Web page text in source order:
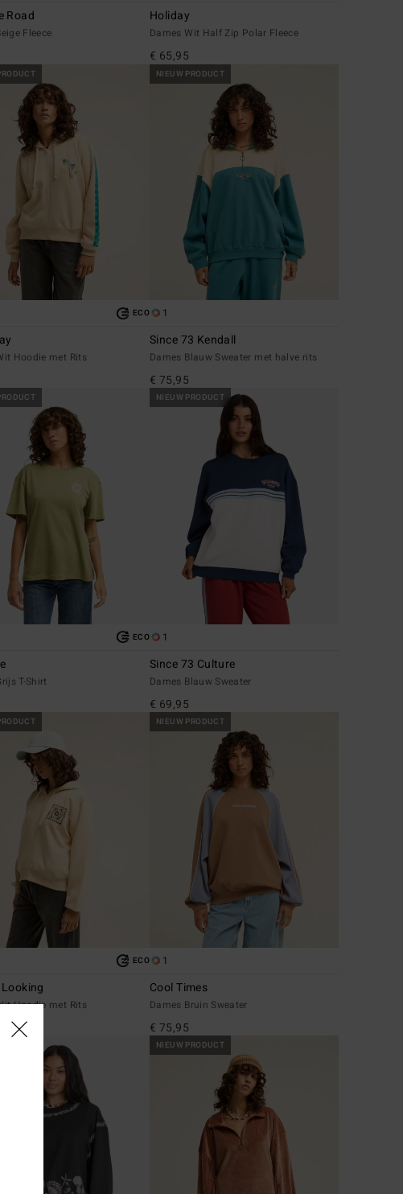
Road
Fleece
Holiday
Dames Wit Half Zip Polar Fleece
€ 65,95
ECO
Hoodie met Rits
NIEUW PRODUCT
1
Since 73 Kendall
Dames Blauw Sweater met halve rits
€ 75,95
ECO
T-Shirt
NIEUW PRODUCT
1
Since 73 Culture
Dames Blauw Sweater
€ 69,95
ECO
Hoodie met Rits
NIEUW PRODUCT
1
Cool Times
Dames Bruin Sweater
€ 75,95
NIEUW PRODUCT